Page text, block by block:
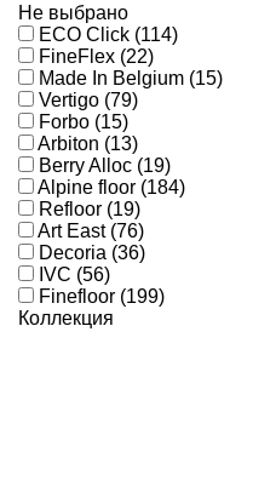
Не выбрано
ECO Click (114)
FineFlex (22)
Made In Belgium (15)
Vertigo (79)
Forbo (15)
Arbiton (13)
Berry Alloc (19)
Alpine floor (184)
Refloor (19)
Art East (76)
Decoria (36)
IVC (56)
Finefloor (199)
Коллекция